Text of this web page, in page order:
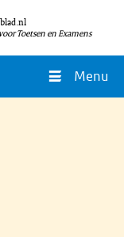
Toetsen en Examens
Menu